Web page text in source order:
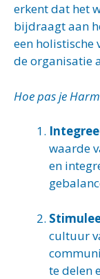
erkent dat het
bijdraagt aan
een holistische
de organisatie
Hoe pas je
waarde
en
cultuur
te delen